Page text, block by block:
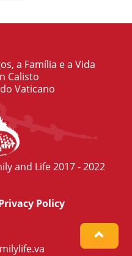
a Família e a Vida
Calisto
Vaticano
and Life 2017 - 2022
Policy